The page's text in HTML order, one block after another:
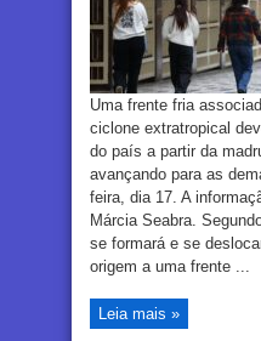
Uma frente fria
ciclone extratropical
do país a partir da
avançando para as
feira, dia 17. A
Márcia Seabra.
se formará e se
origem a uma frente ...
Leia mais »